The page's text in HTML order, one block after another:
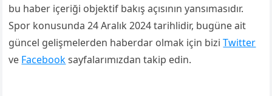
bu haber içeriği objektif bakış açısının yansımasıdır.
Spor konusunda 24 Aralık 2024 tarihlidir, bugüne ait
güncel gelişmelerden haberdar olmak için biziTwitter
ve Facebooksayfalarımızdan takip edin.